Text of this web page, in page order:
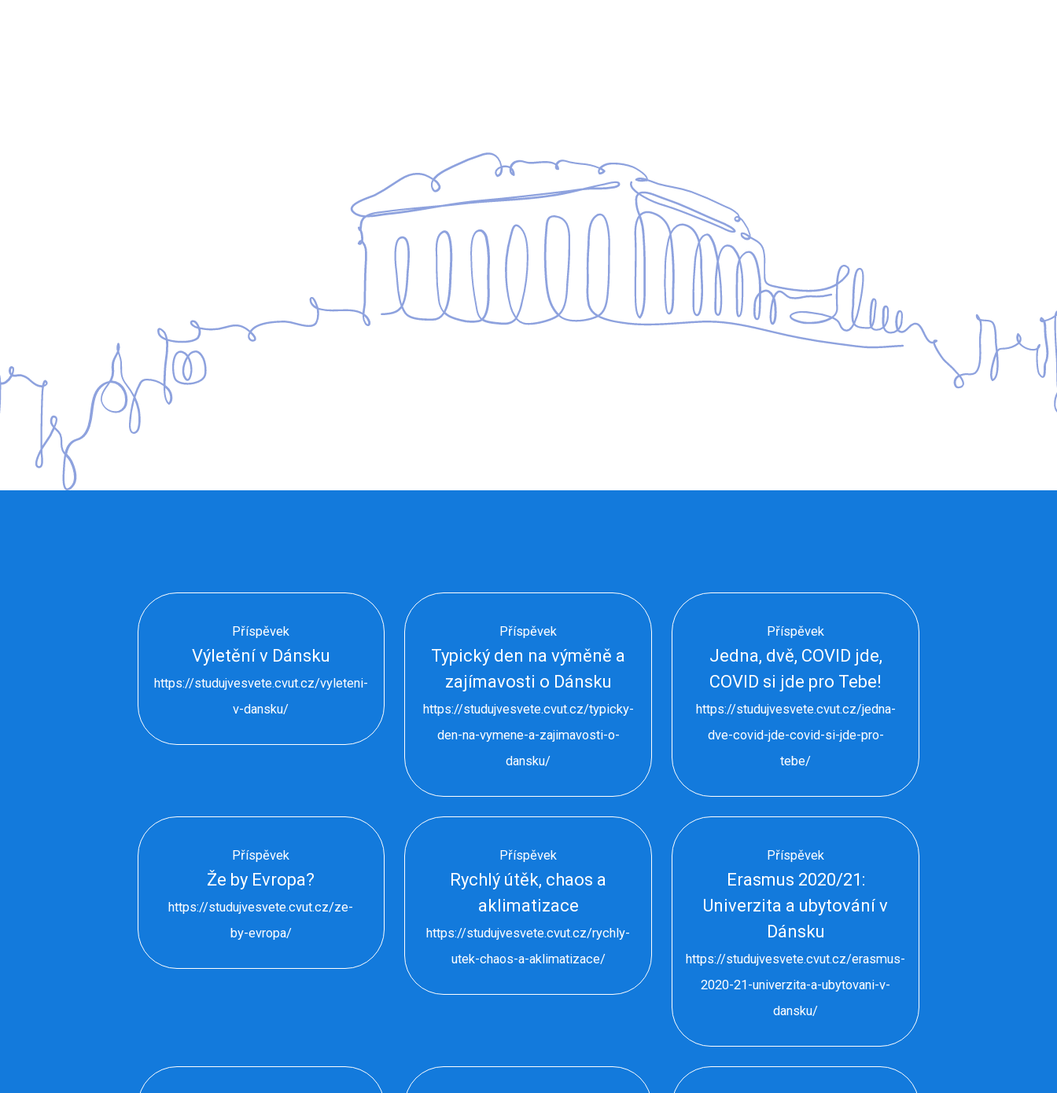
Příspěvek
Výletění v Dánsku
https://studujvesvete.cvut.cz/vyleteni-
v-dansku/
Příspěvek
Typický den na výměně a
zajímavosti o Dánsku
https://studujvesvete.cvut.cz/typicky-
den-na-vymene-a-zajimavosti-o-
dansku/
Příspěvek
Jedna, dvě, COVID jde,
COVID si jde pro Tebe!
https://studujvesvete.cvut.cz/jedna-
dve-covid-jde-covid-si-jde-pro-
tebe/
Příspěvek
Že by Evropa?
https://studujvesvete.cvut.cz/ze-
by-evropa/
Příspěvek
Rychlý útěk, chaos a
aklimatizace
https://studujvesvete.cvut.cz/rychly-
utek-chaos-a-aklimatizace/
Příspěvek
Erasmus 2020/21:
Univerzita a ubytování v
Dánsku
https://studujvesvete.cvut.cz/erasmus-
2020-21-univerzita-a-ubytovani-v-
dansku/